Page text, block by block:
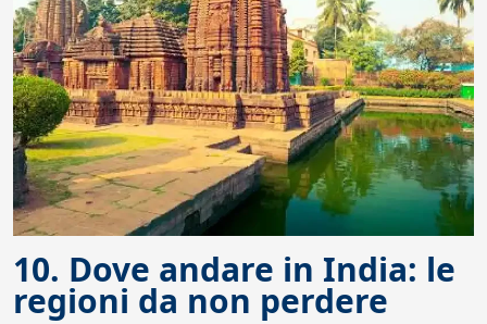
10. Dove andare in India: le
regioni da non perdere